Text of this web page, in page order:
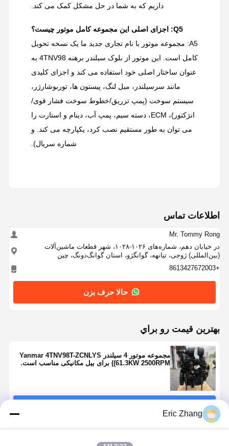
داریم که به شما در حل مشکل کمک می کند.
Q5: اجزای اصلی این مجموعه کامل موتور چیست؟
A5: مجموعه موتور با نام تجاری جدید ما یک نسخه تحویل
کامل است. این موتور از بلوک سیلندر برهنه 4TNV98 به
عنوان ساختار اصلی خود استفاده می کند و اجزای کلیدی
مانند سرسیلندر، میل لنگ، پیستون ها، توربوشارژر،
سیستم سوخت (پمپ تزریق/خطوط سوخت فشار قوی/
انژکتور)، ECM، دسته سیم، پمپ آب، دینام و استارت را
می توان به طور مستقیم نصب کرد، یکپارچه می کند. و
شماره سریال).
اطلاعات تماس
Mr. Tommy Rong
در خیابان دهم، شماره‌های ۱۰۲۶-۱۰۲۸، شهر قطعات ماشین‌آلات
(بین‌المللی) ژوجی، تیانهه، گوانگژو، استان گوانگ‌دونگ، چین
+8613427672003
حالا حرف بزن
بهترين قيمت رو براي
مجموعه موتور 4 سیلندر Yanmar 4TNV98T-ZCNLYS
(61.3KW 2500RPM) برای بیل مکانیکی مناسب است.
Eric Zhang